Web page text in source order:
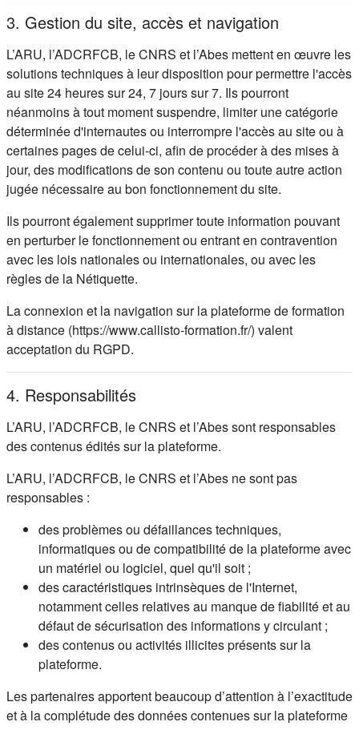
3. Gestion du site, accès et navigation
L’ARU, l’ADCRFCB, le CNRS et l’Abes mettent en œuvre les
solutions techniques à leur disposition pour permettre l'accès
au site 24 heures sur 24, 7 jours sur 7. Ils pourront
néanmoins à tout moment suspendre, limiter une catégorie
déterminée d'internautes ou interrompre l'accès au site ou à
certaines pages de celui-ci, afin de procéder à des mises à
jour, des modifications de son contenu ou toute autre action
jugée nécessaire au bon fonctionnement du site.
Ils pourront également supprimer toute information pouvant
en perturber le fonctionnement ou entrant en contravention
avec les lois nationales ou internationales, ou avec les
règles de la Nétiquette.
La connexion et la navigation sur la plateforme de formation
à distance (https://www.callisto-formation.fr/) valent
acceptation du RGPD.
4. Responsabilités
L’ARU, l’ADCRFCB, le CNRS et l’Abes sont responsables
des contenus édités sur la plateforme.
L’ARU, l’ADCRFCB, le CNRS et l’Abes ne sont pas
responsables :
des problèmes ou défaillances techniques,
informatiques ou de compatibilité de la plateforme avec
un matériel ou logiciel, quel qu'il soit ;
des caractéristiques intrinsèques de l'Internet,
notamment celles relatives au manque de fiabilité et au
défaut de sécurisation des informations y circulant ;
des contenus ou activités illicites présents sur la
plateforme.
Les partenaires apportent beaucoup d’attention à l’exactitude
et à la complétude des données contenues sur la plateforme